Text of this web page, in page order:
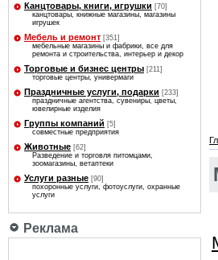
Канцтовары, книги, игрушки [70]
канцтовары, книжные магазины, магазины
игрушек
Мебель и ремонт [351]
мебельные магазины и фабрики, все для
ремонта и строительства, интерьер и декор
Торговые и бизнес центры [211]
торговые центры, универмаги
Праздничные услуги, подарки [233]
праздничные агентства, сувениры, цветы,
ювелирные изделия
Группы компаний [5]
совместные предприятия
Животные [62]
Разведение и торговля питомцами,
зоомагазины, ветаптеки
Услуги разные [90]
похоронные услуги, фотоуслуги, охранные
услуги
Реклама